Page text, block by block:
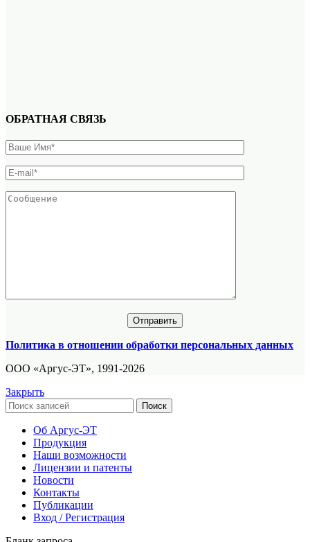
ОБРАТНАЯ СВЯЗЬ
Политика в отношении обработки персональных данных
ООО «Аргус-ЭТ», 1991-2026
Закрыть
Поиск
Об Аргус-ЭТ
Продукция
Наши возможности
Лицензии и патенты
Новости
Контакты
Публикации
Вход / Регистрация